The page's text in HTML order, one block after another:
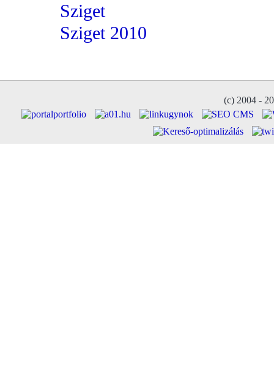
Sziget
Sziget 2010
(c) 2004 -